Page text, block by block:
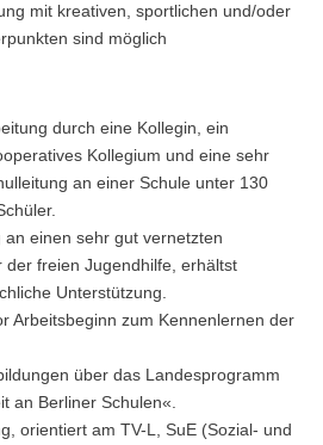
mit kreativen, sportlichen und/oder
sind möglich
durch eine Kollegin, ein
Kollegium und eine sehr
an einer Schule unter 130
an einen sehr gut vernetzten
der freien Jugendhilfe, erhältst
Unterstützung.
Arbeitsbeginn zum Kennenlernen der
über das Landesprogramm
an Berliner Schulen«.
orientiert am TV-L, SuE (Sozial- und